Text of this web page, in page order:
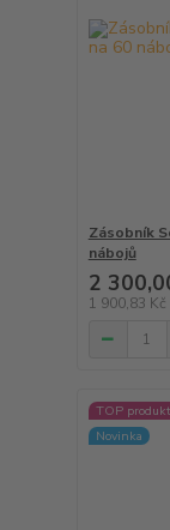
Zásobník
nábojů
2
1 900,83 Kč
TOP produkt
Novinka